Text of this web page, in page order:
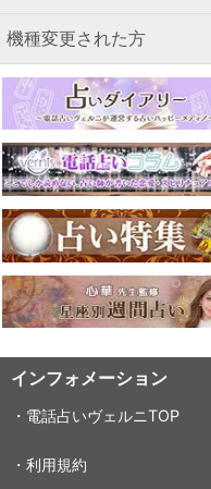
機種変更された方
インフォメーション
・電話占いヴェルニTOP
・利用規約